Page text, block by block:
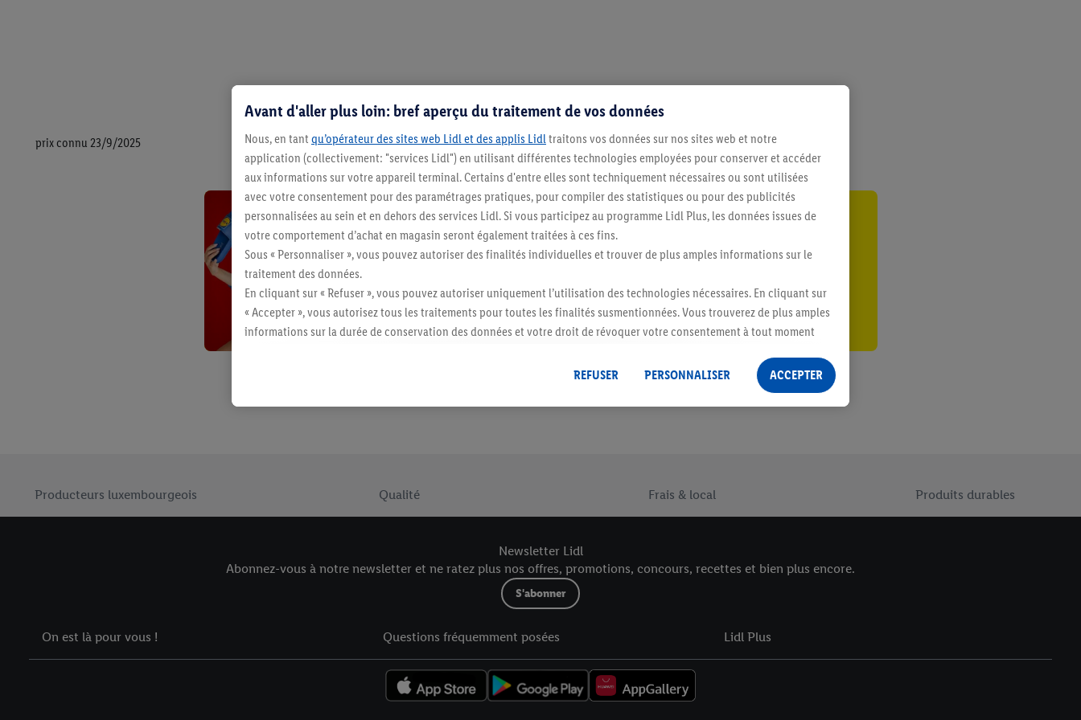
prix connu 23/9/2025
Restez au courant
Abonnez-vous à la newsletter
S'abonner
Producteurs luxembourgeois
Qualité Frais & local Produits durables
Newsletter Lidl
Abonnez-vous à notre newsletter et ne ratez plus nos offres, promotions, concours, recettes et bien plus encore.
S'abonner
On est là pour vous ! Questions fréquemment posées Lidl Plus
Avant d'aller plus loin: bref aperçu du traitement de vos données
Nous, en tant qu’opérateur des sites web Lidl et des applis Lidl traitons vos données sur nos sites web et notre
application (collectivement: "services Lidl") en utilisant différentes technologies employées pour conserver et accéder
aux informations sur votre appareil terminal. Certains d'entre elles sont techniquement nécessaires ou sont utilisées
avec votre consentement pour des paramétrages pratiques, pour compiler des statistiques ou pour des publicités
personnalisées au sein et en dehors des services Lidl. Si vous participez au programme Lidl Plus, les données issues de
votre comportement d’achat en magasin seront également traitées à ces fins.
Sous « Personnaliser », vous pouvez autoriser des finalités individuelles et trouver de plus amples informations sur le
traitement des données.
En cliquant sur « Refuser », vous pouvez autoriser uniquement l’utilisation des technologies nécessaires. En cliquant sur
« Accepter », vous autorisez tous les traitements pour toutes les finalités susmentionnées. Vous trouverez de plus amples
informations sur la durée de conservation des données et votre droit de révoquer votre consentement à tout moment
REFUSER
PERSONNALISER ACCEPTER